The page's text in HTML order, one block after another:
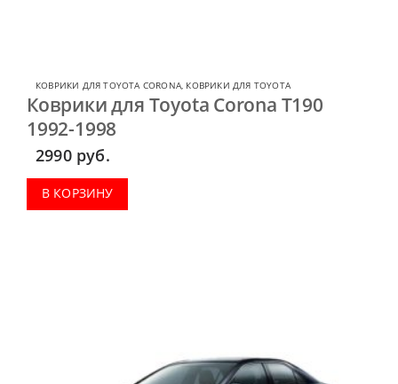
КОВРИКИ ДЛЯ TOYOTA CORONA, КОВРИКИ ДЛЯ TOYOTA
Коврики для Toyota Corona T190
1992-1998
2990 руб.
В КОРЗИНУ